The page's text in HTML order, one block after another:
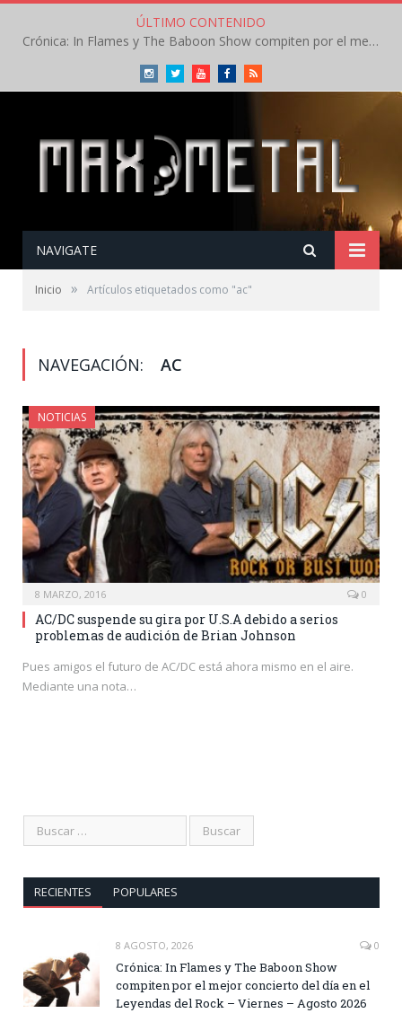
ÚLTIMO CONTENIDO
Crónica: In Flames y The Baboon Show compiten por el mejor concierto del día en el Leyendas del Rock – Viernes – Agosto 2026
InstagramTwitterYoutubeFacebookRSS
NAVIGATE
Inicio » Artículos etiquetados como "ac"
NAVEGACIÓN: AC
NOTICIAS
8 MARZO, 2016 0
AC/DC suspende su gira por U.S.A debido a serios
problemas de audición de Brian Johnson
Pues amigos el futuro de AC/DC está ahora mismo en el aire.
Mediante una nota…
RECIENTES POPULARES
8 AGOSTO, 2026 0
Crónica: In Flames y The Baboon Show
compiten por el mejor concierto del día en el
Leyendas del Rock – Viernes – Agosto 2026